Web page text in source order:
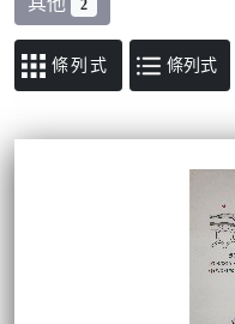
2
條列式